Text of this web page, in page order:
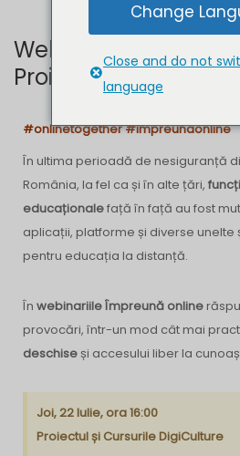
Webinar
Proiectul și
#onlinetogether #impreunaonline
În ultima perioadă de nesiguranță
România, la fel ca și în alte țări,
educaționalefață în față au fost
aplicații, platforme și diverse unelte
pentru educația la distanță.
În webinariile Împreună online
provocări, într-un mod cât mai
deschiseși accesului liber la
Joi, 22 Iulie, ora 16:00
Proiectul și Cursurile DigiCulture
Change
Close and do not
language